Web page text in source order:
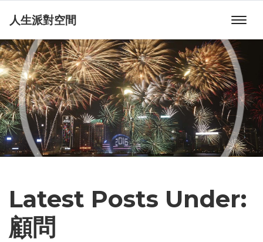
人生派對空間
Latest Posts Under:
顧問